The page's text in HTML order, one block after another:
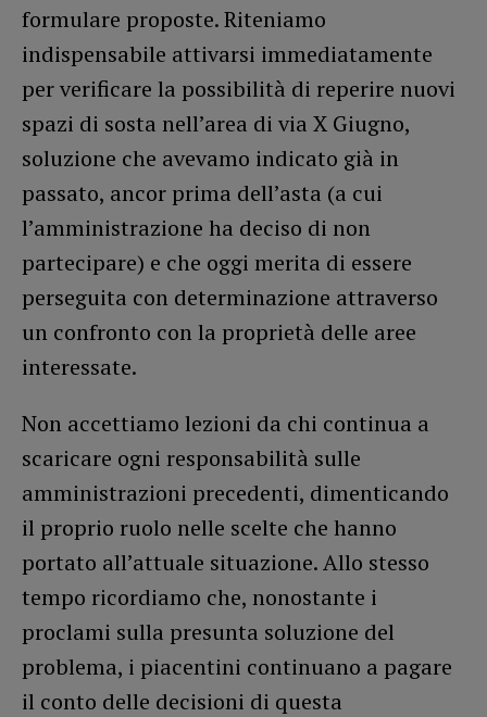
formulare proposte. Riteniamo
indispensabile attivarsi immediatamente
per verificare la possibilità di reperire nuovi
spazi di sosta nell’area di via X Giugno,
soluzione che avevamo indicato già in
passato, ancor prima dell’asta (a cui
l’amministrazione ha deciso di non
partecipare) e che oggi merita di essere
perseguita con determinazione attraverso
un confronto con la proprietà delle aree
interessate.
Non accettiamo lezioni da chi continua a
scaricare ogni responsabilità sulle
amministrazioni precedenti, dimenticando
il proprio ruolo nelle scelte che hanno
portato all’attuale situazione. Allo stesso
tempo ricordiamo che, nonostante i
proclami sulla presunta soluzione del
problema, i piacentini continuano a pagare
il conto delle decisioni di questa